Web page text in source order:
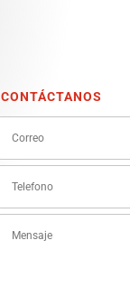
CONTÁCTANOS